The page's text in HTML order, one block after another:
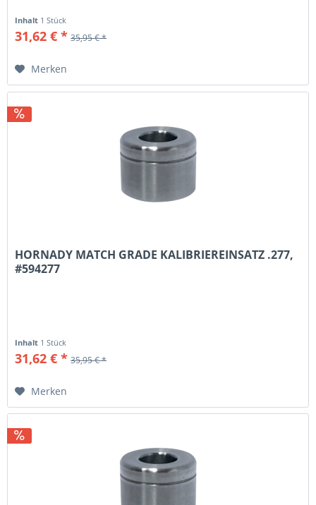
Inhalt 1 Stück
31,62 € * 35,95 € *
Merken
HORNADY MATCH GRADE KALIBRIEREINSATZ .277,
#594277
Inhalt 1 Stück
31,62 € * 35,95 € *
Merken